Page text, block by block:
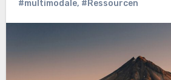
#multimodale, #Ressourcen